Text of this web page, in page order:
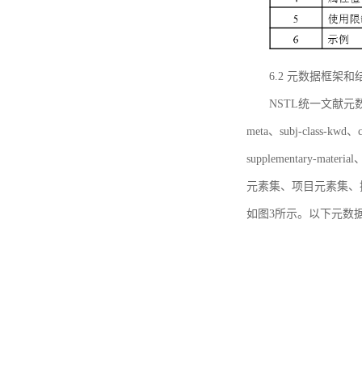
6.2 元数据框架和
NSTL统一文献元
meta、subj-class-kwd
supplementary-
元素集、项目元素集
如图3所示。以下元数